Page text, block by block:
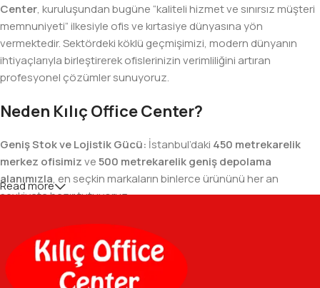
Center, kuruluşundan bugüne “kaliteli hizmet ve sınırsız müşteri
memnuniyeti” ilkesiyle ofis ve kırtasiye dünyasına yön
vermektedir. Sektördeki köklü geçmişimizi, modern dünyanın
ihtiyaçlarıyla birleştirerek ofislerinizin verimliliğini artıran
profesyonel çözümler sunuyoruz.
Neden Kılıç Office Center?
Geniş Stok ve Lojistik Gücü: İstanbul’daki 450 metrekarelik
merkez ofisimizve500 metrekarelik geniş depolama
alanımızla, en seçkin markaların binlerce ürününü her an
sevkiyata hazır tutuyoruz.
Geniş Ürün Yelpazesi:Temel kırtasiye malzemelerinden teknik
ofis gereçlerine kadar, iş hayatınızda ihtiyaç duyduğunuz her
şeyi tek bir çatı altında, en uygun fiyat avantajlarıyla bulmanızı
sağlıyoruz.
Read more